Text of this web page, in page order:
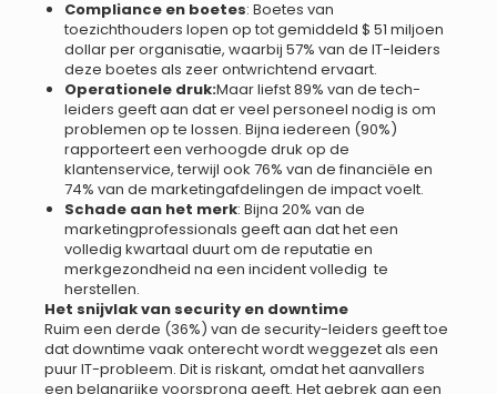
Compliance en boetes: Boetes van
toezichthouders lopen op tot gemiddeld $ 51 miljoen
dollar per organisatie, waarbij 57% van de IT-leiders
deze boetes als zeer ontwrichtend ervaart.
Operationele druk:Maar liefst 89% van de tech-
leiders geeft aan dat er veel personeel nodig is om
problemen op te lossen. Bijna iedereen (90%)
rapporteert een verhoogde druk op de
klantenservice, terwijl ook 76% van de financiële en
74% van de marketingafdelingen de impact voelt.
Schade aan het merk: Bijna 20% van de
marketingprofessionals geeft aan dat het een
volledig kwartaal duurt om de reputatie en
merkgezondheid na een incident volledig te
herstellen.
Het snijvlak van security en downtime
Ruim een derde (36%) van de security-leiders geeft toe
dat downtime vaak onterecht wordt weggezet als een
puur IT-probleem. Dit is riskant, omdat het aanvallers
een belangrijke voorsprong geeft. Het gebrek aan een